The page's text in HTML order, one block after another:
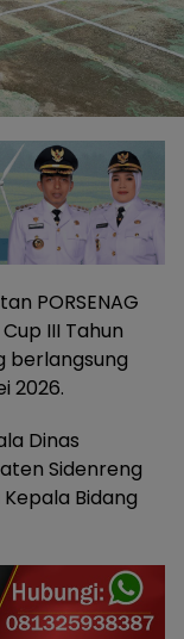
PORSENAG
III Tahun
berlangsung
2026.
Dinas
Sidenreng
Bidang